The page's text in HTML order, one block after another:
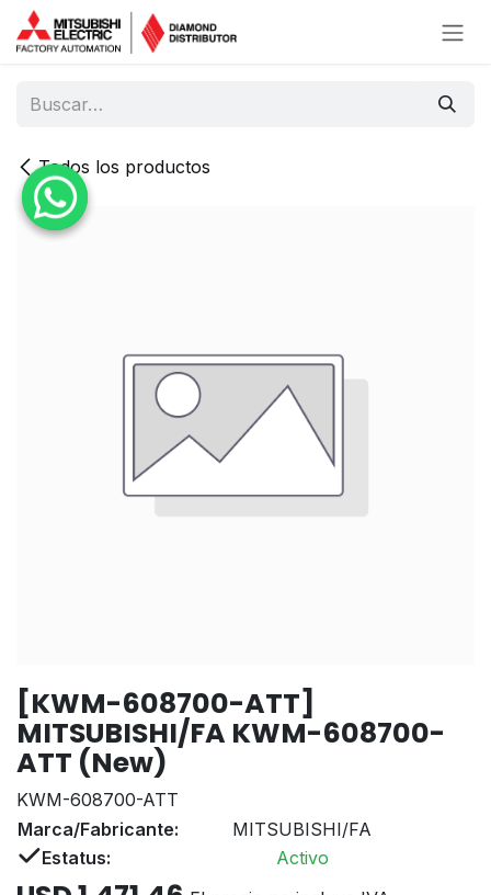
Ir al contenido
Todos los productos
[KWM-608700-ATT]
MITSUBISHI/FA KWM-608700-
ATT (New)
KWM-608700-ATT
Marca/Fabricante:
MITSUBISHI/FA
Estatus:
Activo